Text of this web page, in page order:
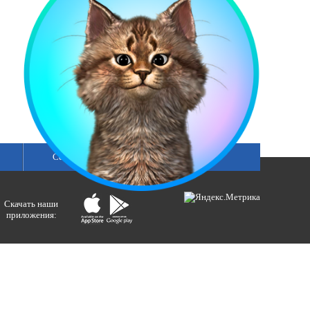
Сетка вещания
Скачать наши
приложения: